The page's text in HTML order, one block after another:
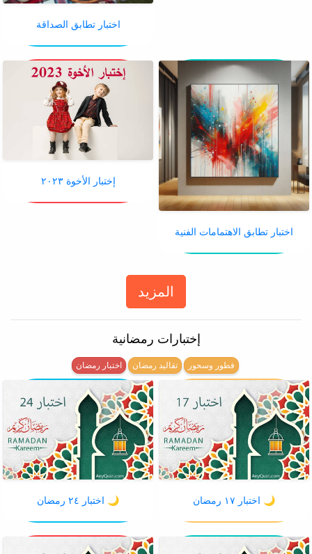
اختبار تطابق الصداقة
إختبار الأخوة ٢٠٢٣
اختبار تطابق الاهتمامات الفنية
المزيد
إختبارات رمضانية
اختبار رمضان تقاليد رمضان فطور وسحور
اختبار ٢٤ رمضان 🌙 اختبار ١٧ رمضان 🌙